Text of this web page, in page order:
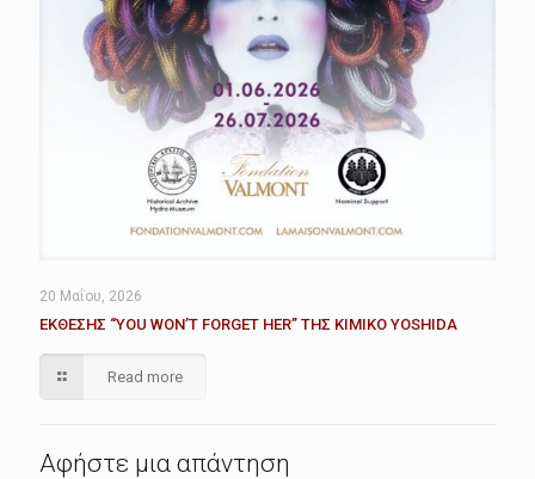
20 Μαΐου, 2026
ΕΚΘΕΣΗΣ “YOU WON’T FORGET HER” ΤΗΣ KIMIKO YOSHIDA
Read more
Αφήστε μια απάντηση